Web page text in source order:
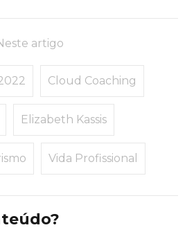
artigo
Cloud Coaching
Elizabeth Kassis
Vida Profissional